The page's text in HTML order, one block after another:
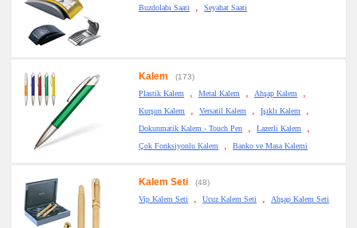
Buzdolabı Saati , Seyahat Saati
Kalem
(173)
Plastik Kalem
, Metal Kalem , Ahşap Kalem ,
Kurşun Kalem , Versatil Kalem , Işıklı Kalem ,
Dokunmatik Kalem - Touch Pen , Lazerli Kalem ,
Çok Fonksiyonlu Kalem , Banko ve Masa Kalemi
Kalem Seti
(48)
Vip Kalem Seti
, Ucuz Kalem Seti , Ahşap Kalem Seti